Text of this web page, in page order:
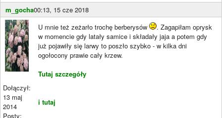
m_gocha00:13, 15 cze 2018
Dołączył:
13 maj
2014
Posty:
U mnie też zeżarło trochę berberysów
. Zagapiłam oprysk
w momencie gdy latały samice i składały jaja a potem gdy
już pojawiły się larwy to poszło szybko - w kilka dni
ogołocony prawie cały krzew.
Tutaj szczegóły
i tutaj